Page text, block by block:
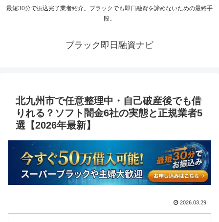
最短30分で振込完了業者紹介。ブラックでも即日融資を諦めないための最終手
段。
ブラック即日融資ナビ
北九州市で任意整理中・自己破産後でも借
りれる？ソフト闇金6社の実態と正規業者5
選【2026年最新】
2026.03.29